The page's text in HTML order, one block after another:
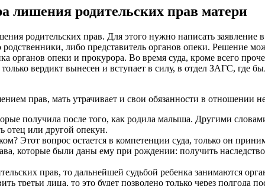
лишения родительских прав матери
родительских прав. Для этого нужно написать
родственники, либо представитель органов опеки. Решение
органов опеки и прокурора. Во время суда, кроме всего
вердикт вынесен и вступает в силу, в отдел ЗАГС, где
прав, мать утрачивает и свои обязанности в отношении
получила после того, как родила малыша. Другими
отец или другой опекун.
Этот вопрос остается в компетенции суда, только он
которые были даны ему при рождении: получить
прав, то дальнейшей судьбой ребенка занимаются
третьи лица, то это будет позволено только через полгода